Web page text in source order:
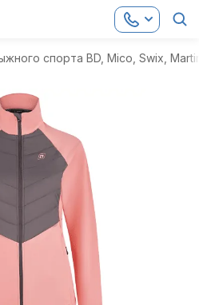
спорта BD, Mico, Swix,